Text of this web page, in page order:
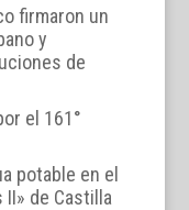
firmaron un
y
de
el 161°
potable en el
II» de Castilla